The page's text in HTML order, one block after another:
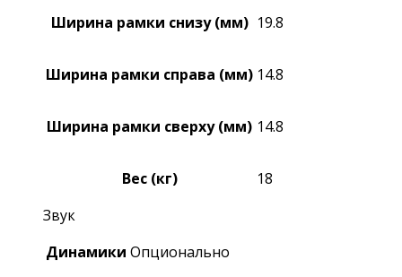
Ширина рамки снизу (мм) 19.8
Ширина рамки справа (мм) 14.8
Ширина рамки сверху (мм) 14.8
Вес (кг)
18
Звук
Динамики Опционально